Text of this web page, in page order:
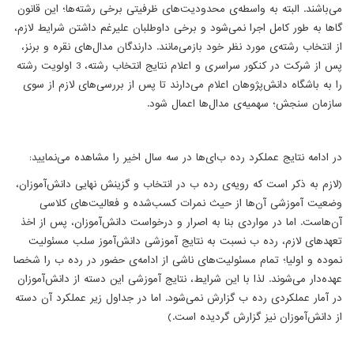
می‌باشند. البته به واسطه‌ی محدودیت‌های ظرفیتی برخی رشته‌ها؛ این قانون
گاها به طور کامل اجرا نمی‌شود و برخی داوطلبان علیرغم داشتن شرایط لازم،
از انتخاب رشته‌ی مورد نظر خود بازمی‌مانند. دارندگان مدال‌های نقره و برنز،
پس از شرکت در کنکور سراسری و اعلام نتایج انتخاب رشته، 3 اولویت رشته
را به باشگاه دانش‌پژوهان اعلام می‌دارند تا پس از بررسی‌های لازم از سوی
سازمان سنجش؛ سهمیه‌ی مدال‌ها اعمال شود.
در ادامه نتایج عملکرد رده ب‌ای‌ها در سه سال اخیر را مشاهده می‌نمایید:
(لازم به ذکر است که رویه‌ی رده ب در انتخاب و گزینش نهایی دانش‌آموزان،
وضعیت آموزشی آن‌ها از حیث نمرات کسب‌شده و فعالیت‌های کلاسی
آن‌هاست. اما در مواردی بنا به اصرار و درخواست دانش‌آموزان، پس از اخذ
تعهدهای لازم، رده ب نسبت به نتایج آموزشی دانش‌آموز سلب مسئولیت
نموده و اولیا؛ تمام مسئولیت‌های ناشی از ادامه‌ی حضور در رده ب را شخصا
عهده‌دار می‌شوند. لذا با این شرایط، نتایج آموزشی این دسته از دانش‌آموزان
در آمار عملکردی رده ب گزارش نمی‌شود. اما در جداول زیر عملکرد آن دسته
از دانش‌آموزان نیز گزارش گردیده است.)